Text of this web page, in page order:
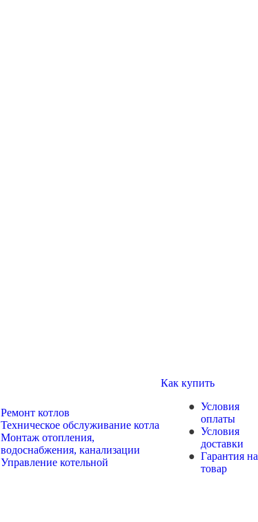
Ремонт котлов
Техническое обслуживание котла
Монтаж отопления,
водоснабжения, канализации
Управление котельной
Как купить
Условия
оплаты
Условия
доставки
Гарантия на
товар